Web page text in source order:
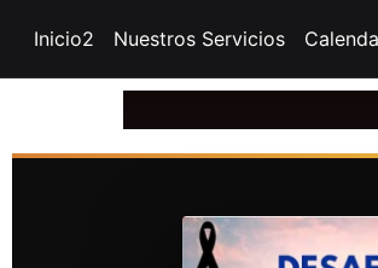
Inicio2 Nuestros Servicios